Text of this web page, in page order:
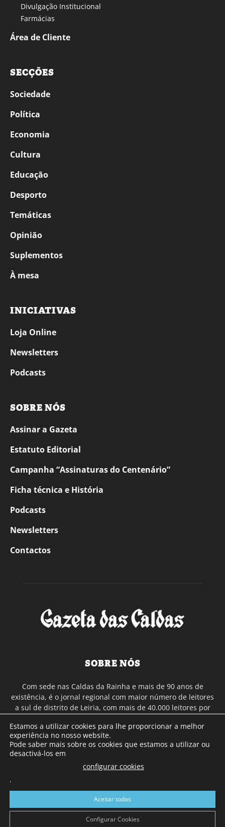
Divulgação Institucional
Farmácias
Área de Cliente
SECÇÕES
Sociedade
Política
Economia
Cultura
Educação
Desporto
Temáticas
Opinião
Suplementos
À mesa
INICIATIVAS
Loja Online
Newsletters
Podcasts
SOBRE NÓS
Assinar a Gazeta
Estatuto Editorial
Campanha “Assinaturas do Centenário”
Ficha técnica e História
Podcasts
Newsletters
Contactos
SOBRE NÓS
Com sede nas Caldas da Rainha e mais de 90 anos de
existência, é o jornal regional com maior número de leitores
a sul de distrito de Leiria, com mais de 40.000 leitores por
Continental e assinatura online.
SIGA-NOS
© Gazeta das Caldas - 2026
Estamos a utilizar cookies para lhe proporcionar a melhor
experiência no nosso website.
Pode saber mais sobre os cookies que estamos a utilizar ou
desactivá-los em
configurar cookies
.
Aceitar todas
Configurar Cookies